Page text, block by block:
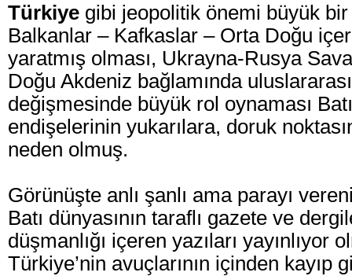
Türkiye gibi jeopolitik önemi büyük
Balkanlar – Kafkaslar – Orta Doğu
yaratmış olması, Ukrayna-Rusya
Doğu Akdeniz bağlamında
değişmesinde büyük rol oynaması
endişelerinin yukarılara, doruk
neden olmuş.
Görünüşte anlı şanlı ama parayı
Batı dünyasının taraflı gazete ve
düşmanlığı içeren yazıları yayınlıyor
Türkiye’nin avuçlarının içinden kayıp